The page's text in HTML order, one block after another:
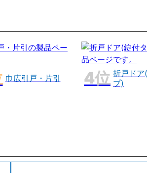
巾広引戸・片引
折戸ドア
プ)